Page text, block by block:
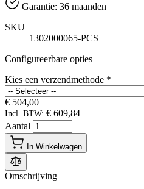
Garantie: 36 maanden
SKU
1302000065-PCS
Configureerbare opties
Kies een verzendmethode *
€ 504,00
Incl. BTW: € 609,84
Aantal
In Winkelwagen
Omschrijving